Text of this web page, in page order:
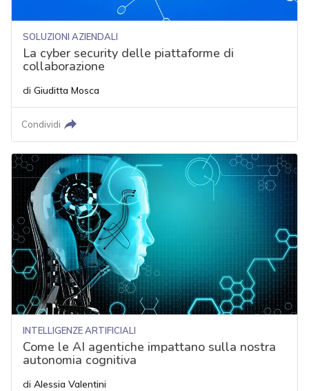
SOLUZIONI AZIENDALI
La cyber security delle piattaforme di
collaborazione
di Giuditta Mosca
Condividi
INTELLIGENZE ARTIFICIALI
Come le AI agentiche impattano sulla nostra
autonomia cognitiva
di Alessia Valentini